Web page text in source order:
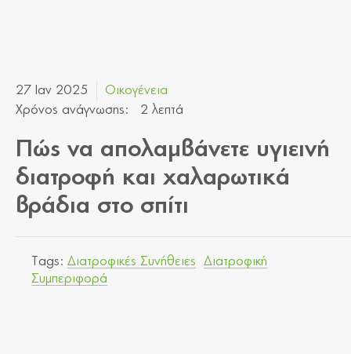
27 Ιαν 2025
Οικογένεια
Χρόνος ανάγνωσης:
2 λεπτά
Πώς να απολαμβάνετε υγιεινή
διατροφή και χαλαρωτικά
βράδια στο σπίτι
Tags: Διατροφικές Συνήθειες
Διατροφική
Συμπεριφορά